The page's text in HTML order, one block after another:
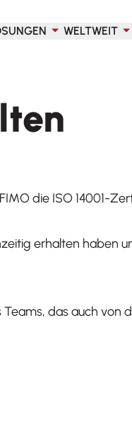
WELTWEIT
die ISO 14001-
erhalten haben
das auch von